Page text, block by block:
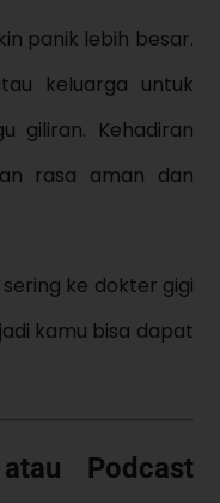
panik lebih besar.
keluarga untuk
giliran. Kehadiran
rasa aman dan
ke dokter gigi
kamu bisa dapat
Podcast